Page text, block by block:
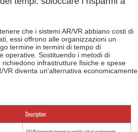
che i sistemi AR/VR abbiano costi di
essi offrono alle organizzazioni un
termine in termini di tempo di
operative. Sostituendo i metodi di
infrastrutture fisiche e spese
VR diventa un'alternativa economicamente